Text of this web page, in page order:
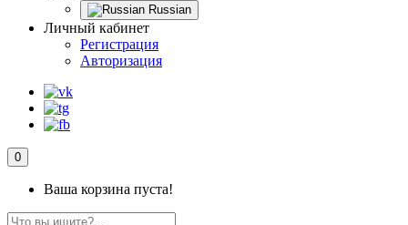
Russian
Личный кабинет
Регистрация
Авторизация
0
Ваша корзина пуста!